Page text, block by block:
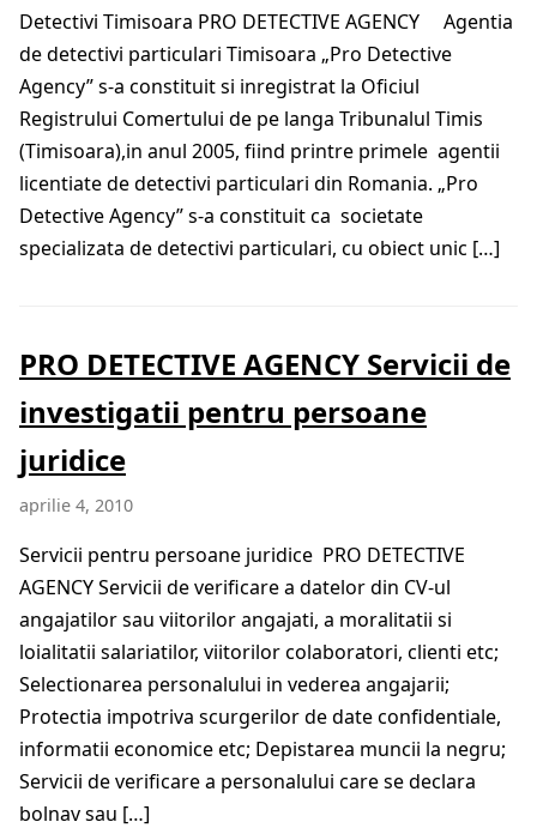
Detectivi Timisoara PRO DETECTIVE AGENCY Agentia
de detectivi particulari Timisoara „Pro Detective
Agency” s-a constituit si inregistrat la Oficiul
Registrului Comertului de pe langa Tribunalul Timis
(Timisoara),in anul 2005, fiind printre primele agentii
licentiate de detectivi particulari din Romania. „Pro
Detective Agency” s-a constituit ca societate
specializata de detectivi particulari, cu obiect unic […]
PRO DETECTIVE AGENCY Servicii de
investigatii pentru persoane
juridice
aprilie 4, 2010
Servicii pentru persoane juridice PRO DETECTIVE
AGENCY Servicii de verificare a datelor din CV-ul
angajatilor sau viitorilor angajati, a moralitatii si
loialitatii salariatilor, viitorilor colaboratori, clienti etc;
Selectionarea personalului in vederea angajarii;
Protectia impotriva scurgerilor de date confidentiale,
informatii economice etc; Depistarea muncii la negru;
Servicii de verificare a personalului care se declara
bolnav sau […]